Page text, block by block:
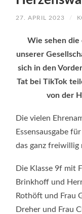
27. APRIL 2023 /
Wie sehen
unserer
sich in den
Tat bei TikTok
von der
Die vielen
Essensausgabe
das ganz freiwillig
Die Klasse 9f mit
Brinkhoff und
Rothöft und Frau
Dreher und Frau